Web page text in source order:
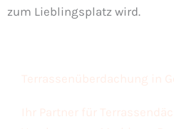
zum Lieblingsplatz wird.
Terrassenüberdachung in
Ihr Partner für